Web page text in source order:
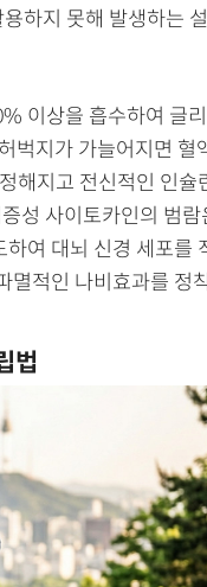
하지 못해 발생하는
이상을 흡수하여 글
벅지가 가늘어지면 혈
해지고 전신적인 인슐
성 사이토카인의 범람
여 대뇌 신경 세포를
멸적인 나비효과를 정
법